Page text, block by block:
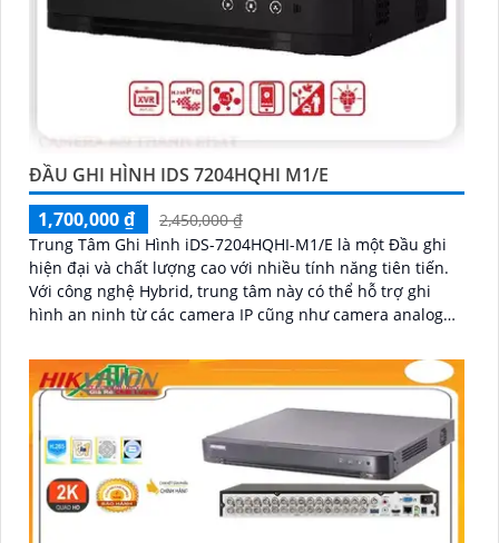
ĐẦU GHI HÌNH IDS 7204HQHI M1/E
1,700,000 ₫
2,450,000 ₫
Trung Tâm Ghi Hình iDS-7204HQHI-M1/E là một Đầu ghi
hiện đại và chất lượng cao với nhiều tính năng tiên tiến.
Với công nghệ Hybrid, trung tâm này có thể hỗ trợ ghi
hình an ninh từ các camera IP cũng như camera analog